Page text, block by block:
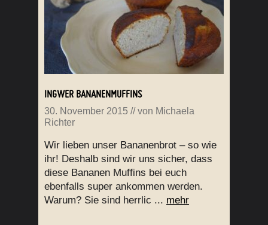
INGWER BANANENMUFFINS
30. November 2015 // von Michaela
Richter
Wir lieben unser Bananenbrot – so wie
ihr! Deshalb sind wir uns sicher, dass
diese Bananen Muffins bei euch
ebenfalls super ankommen werden.
Warum? Sie sind herrlic ... mehr